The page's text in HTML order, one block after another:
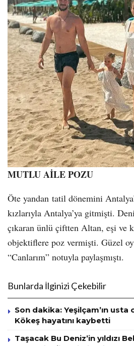
MUTLU AİLE POZU
Öte yandan tatil dönemini
kızlarıyla Antalya’ya gitmişti.
çıkaran ünlü çiftten Altan, eşi ve
objektiflere poz vermişti. Güzel
“Canlarım” notuyla paylaşmıştı.
Bunlarda İlginizi Çekebilir
Son dakika: Yeşilçam’ın
Kökeş hayatını kaybetti
Taşacak Bu Deniz’in yıldızı